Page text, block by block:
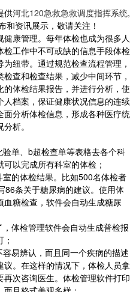
供河北120急救急救调度指挥系统,
和资讯展示，敬请关注！
康管理。每年体检也成为很多人
检工作中不可或缺的信息手段体检
纽带。通过规范检查流程管理，
查和检查结果，减少中间环节，
体检结果报告，并进行分析，使
档案，保证健康状况信息的连续
分析体检信息，形成各种医疗统
析。
单、b超检查单等表格去各个科
以完成所有科室的体检；
的体检结果。比如500名体检者
86条关于糖尿病的建议。使用体
糖检查，软件会自动生成糖尿
体检管理软件会自动生成普检报
易辨认，而且同一个疾病的描述
。在这样的情况下，体检人员拿
次咨询医生。体检管理软件打印